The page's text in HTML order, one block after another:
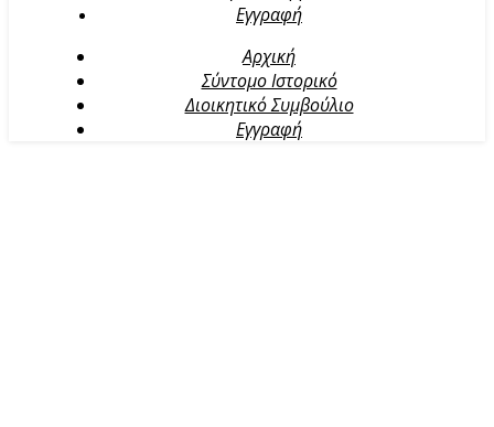
Εγγραφή
Αρχική
Σύντομο Ιστορικό
Διοικητικό Συμβούλιο
Εγγραφή